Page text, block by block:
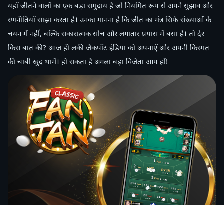
यहाँ जीतने वालों का एक बड़ा समुदाय है जो नियमित रूप से अपने सुझाव और
रणनीतियाँ साझा करता है। उनका मानना है कि जीत का मंत्र सिर्फ संख्याओं के
चयन में नहीं, बल्कि सकारात्मक सोच और लगातार प्रयास में बसा है। तो देर
किस बात की? आज ही लकी जैकपॉट इंडिया को अपनाएँ और अपनी किस्मत
की चाबी खुद थामें। हो सकता है अगला बड़ा विजेता आप हों!